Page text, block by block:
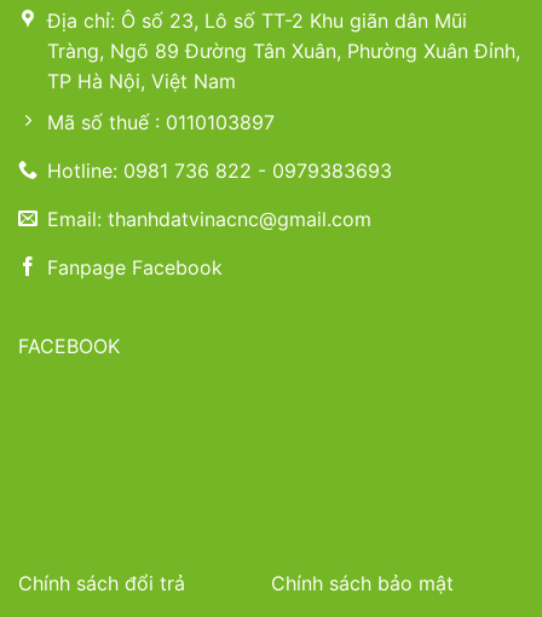
Địa chỉ: Ô số 23, Lô số TT-2 Khu giãn dân Mũi
Tràng, Ngõ 89 Đường Tân Xuân, Phường Xuân Đỉnh,
TP Hà Nội, Việt Nam
Mã số thuế : 0110103897
Hotline: 0981 736 822 - 0979383693
Email: thanhdatvinacnc@gmail.com
Fanpage Facebook
FACEBOOK
Chính sách đổi trả
Chính sách bảo mật